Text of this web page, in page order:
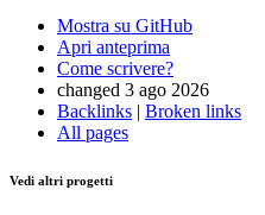
Segnala un problema con
Mostra su GitHub
Apri anteprima
Come scrivere?
changed 3 ago 2026
Backlinks | Broken links
All pages
Vedi altri progetti